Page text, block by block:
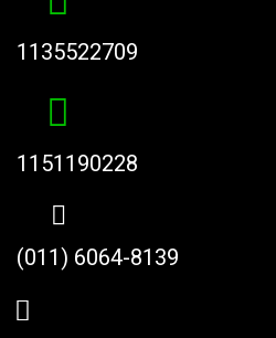
1135522709
1151190228
(011) 6064-8139